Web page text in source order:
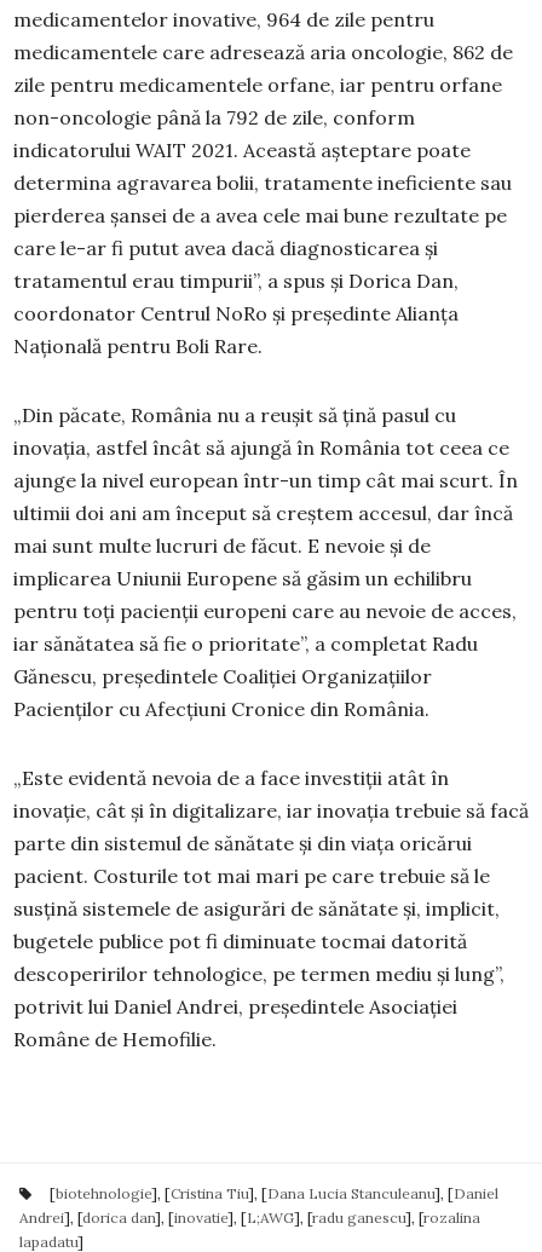
medicamentelor inovative, 964 de zile pentru
medicamentele care adresează aria oncologie, 862 de
zile pentru medicamentele orfane, iar pentru orfane
non-oncologie până la 792 de zile, conform
indicatorului WAIT 2021. Această așteptare poate
determina agravarea bolii, tratamente ineficiente sau
pierderea șansei de a avea cele mai bune rezultate pe
care le-ar fi putut avea dacă diagnosticarea și
tratamentul erau timpurii”, a spus și Dorica Dan,
coordonator Centrul NoRo și președinte Alianța
Națională pentru Boli Rare.
„Din păcate, România nu a reușit să țină pasul cu
inovația, astfel încât să ajungă în România tot ceea ce
ajunge la nivel european într-un timp cât mai scurt. În
ultimii doi ani am început să creștem accesul, dar încă
mai sunt multe lucruri de făcut. E nevoie și de
implicarea Uniunii Europene să găsim un echilibru
pentru toți pacienții europeni care au nevoie de acces,
iar sănătatea să fie o prioritate”, a completat Radu
Gănescu, președintele Coaliției Organizațiilor
Pacienților cu Afecțiuni Cronice din România.
„Este evidentă nevoia de a face investiții atât în
inovație, cât și în digitalizare, iar inovația trebuie să facă
parte din sistemul de sănătate și din viața oricărui
pacient. Costurile tot mai mari pe care trebuie să le
susțină sistemele de asigurări de sănătate și, implicit,
bugetele publice pot fi diminuate tocmai datorită
descoperirilor tehnologice, pe termen mediu și lung”,
potrivit lui Daniel Andrei, președintele Asociației
Române de Hemofilie.
[biotehnologie], [Cristina Tiu], [Dana Lucia Stanculeanu], [Daniel
Andrei], [dorica dan], [inovatie], [L;AWG], [radu ganescu], [rozalina
lapadatu]